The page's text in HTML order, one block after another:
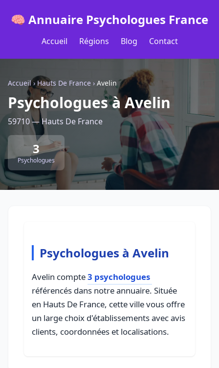
🧠 Annuaire Psychologues France
Accueil Régions Blog Contact
Accueil› Hauts De France › Avelin
Psychologues à Avelin
59710 — Hauts De France
3
Psychologues
Psychologues à Avelin
Avelin compte3 psychologues
référencés dans notre annuaire. Située
en Hauts De France, cette ville vous offre
un large choix d'établissements avec avis
clients, coordonnées et localisations.